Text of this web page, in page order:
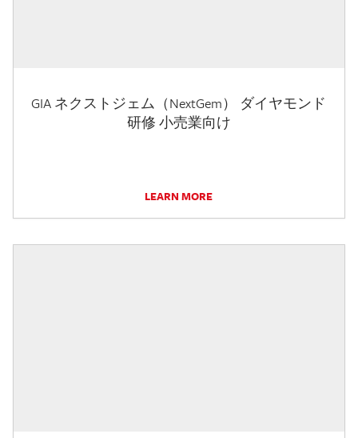
GIA ネクストジェム（NextGem） ダイヤモンド
研修 小売業向け
LEARN MORE